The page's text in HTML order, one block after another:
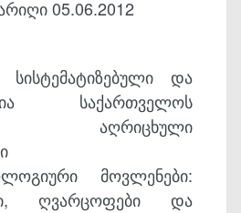
05.06.2012
სისტემატიზებული და
საქართველოს
აღრიცხული
მოვლენები:
ღვარცოფები და